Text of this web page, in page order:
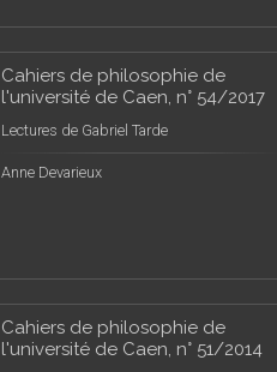
Cahiers de philosophie de
l'université de Caen, n° 54/2017
Lectures de Gabriel Tarde
Anne Devarieux
Cahiers de philosophie de
l'université de Caen, n° 51/2014